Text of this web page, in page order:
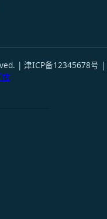
| 津ICP备12345678号 |